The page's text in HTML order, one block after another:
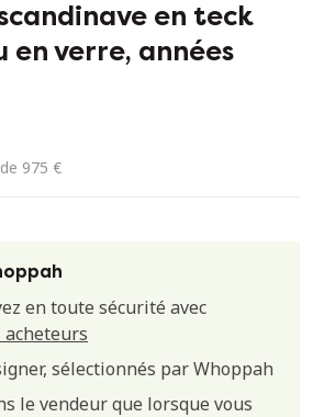
en teck
en verre, années
975 €
en toute sécurité avec
acheteurs
sélectionnés par Whoppah
le vendeur que lorsque vous